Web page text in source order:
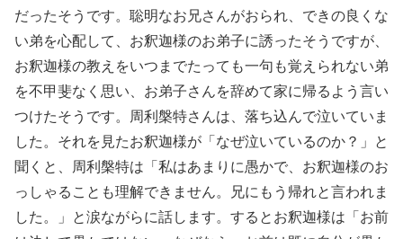
だったそうです。聡明なお兄さんがおられ、できの良くな
い弟を心配して、お釈迦様のお弟子に誘ったそうですが、
お釈迦様の教えをいつまでたっても一句も覚えられない弟
を不甲斐なく思い、お弟子さんを辞めて家に帰るよう言い
つけたそうです。周利槃特さんは、落ち込んで泣いていま
した。それを見たお釈迦様が「なぜ泣いているのか？」と
聞くと、周利槃特は「私はあまりに愚かで、お釈迦様のお
っしゃることも理解できません。兄にもう帰れと言われま
した。」と涙ながらに話します。するとお釈迦様は「お前